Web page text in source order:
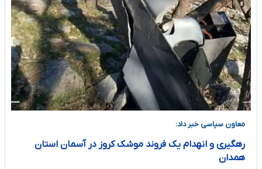
معاون سیاسی خبر داد:
رهگیری و انهدام یک فروند موشک کروز در آسمان استان
همدان